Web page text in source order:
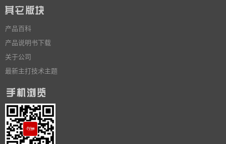
产品百科
产品说明书下载
关于公司
最新主打技术主题